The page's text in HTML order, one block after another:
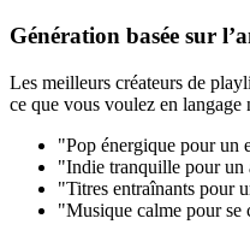
Génération basée sur
Les meilleurs créateurs de
ce que vous voulez en langage
"Pop énergique pour un
"Indie tranquille pour
"Titres entraînants pour
"Musique calme pour se